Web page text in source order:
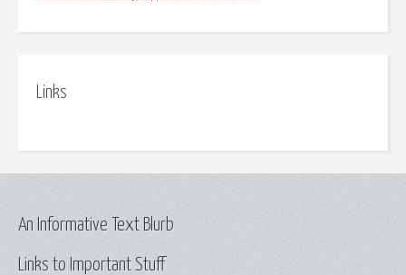
Links
Links to Important Stuff
An Informative Text Blurb